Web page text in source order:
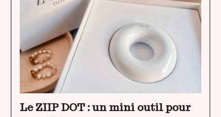
Le ZIIP DOT : un mini outil pour